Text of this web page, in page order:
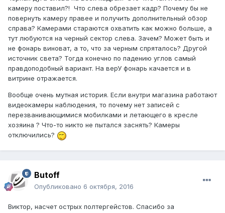
камеру поставил?! Что слева обрезает кадр? Почему бы не
повернуть камеру правее и получить дополнительный обзор
справа? Камерами стараются охватить как можно больше, а
тут любуются на черный сектор слева. Зачем? Может быть и
не фонарь виноват, а то, что за черным спряталось? Другой
источник света? Тогда конечно по падению углов самый
правдоподобный вариант. На верУ фонарь качается и в
витрине отражается.
Вообще очень мутная история. Если внутри магазина работают
видеокамеры наблюдения, то почему нет записей с
перезванивающимися мобилками и летающего в кресле
хозяина ? Что-то никто не пытался заснять? Камеры
отключились?
Butoff
Опубликовано 6 октября, 2016
Виктор, насчет острых полтергейстов. Спасибо за